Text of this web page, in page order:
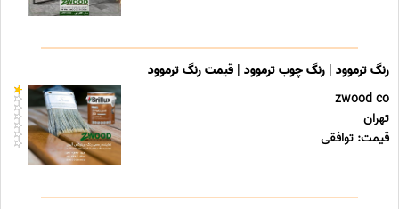
رنگ ترموود | رنگ چوب ترموود | قیمت رنگ ترموود
zwood co
تهران
قیمت: توافقی